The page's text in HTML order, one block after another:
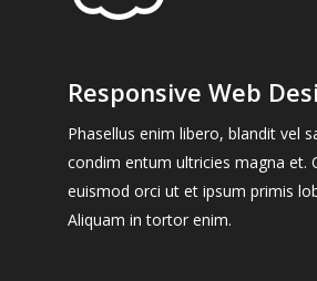
Responsive Web
Phasellus enim libero, blandit vel
condim entum ultricies magna et.
euismod orci ut et ipsum primis
Aliquam in tortor enim.